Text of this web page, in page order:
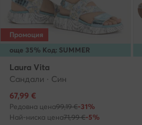
още 35% Код: SUMMER
Промоция
Laura Vita
Сандали · Син
Актуална цена
67,99 €
Редовна цена99,19 €-31%
Най-ниска цена71,99 €-5%